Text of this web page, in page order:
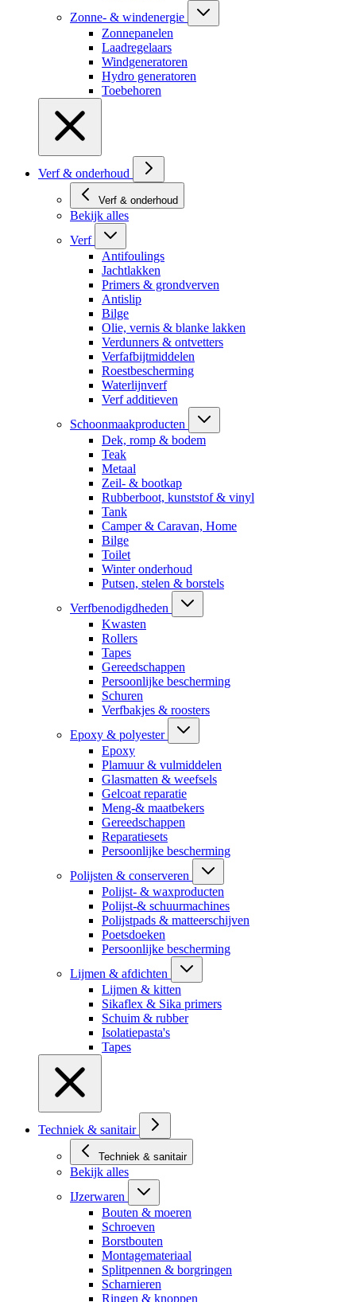
Zonne- & windenergie
Zonnepanelen
Laadregelaars
Windgeneratoren
Hydro generatoren
Toebehoren
Verf & onderhoud
Verf & onderhoud
Bekijk alles
Verf
Antifoulings
Jachtlakken
Primers & grondverven
Antislip
Bilge
Olie, vernis & blanke lakken
Verdunners & ontvetters
Verfafbijtmiddelen
Roestbescherming
Waterlijnverf
Verf additieven
Schoonmaakproducten
Dek, romp & bodem
Teak
Metaal
Zeil- & bootkap
Rubberboot, kunststof & vinyl
Tank
Camper & Caravan, Home
Bilge
Toilet
Winter onderhoud
Putsen, stelen & borstels
Verfbenodigdheden
Kwasten
Rollers
Tapes
Gereedschappen
Persoonlijke bescherming
Schuren
Verfbakjes & roosters
Epoxy & polyester
Epoxy
Plamuur & vulmiddelen
Glasmatten & weefsels
Gelcoat reparatie
Meng-& maatbekers
Gereedschappen
Reparatiesets
Persoonlijke bescherming
Polijsten & conserveren
Polijst- & waxproducten
Polijst-& schuurmachines
Polijstpads & matteerschijven
Poetsdoeken
Persoonlijke bescherming
Lijmen & afdichten
Lijmen & kitten
Sikaflex & Sika primers
Schuim & rubber
Isolatiepasta's
Tapes
Techniek & sanitair
Techniek & sanitair
Bekijk alles
IJzerwaren
Bouten & moeren
Schroeven
Borstbouten
Montagemateriaal
Splitpennen & borgringen
Scharnieren
Ringen & knoppen